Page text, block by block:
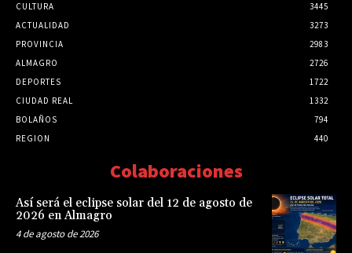
CULTURA
3445
ACTUALIDAD
3273
PROVINCIA
2983
ALMAGRO
2726
DEPORTES
1722
CIUDAD REAL
1332
BOLAÑOS
794
REGION
440
Colaboraciones
Así será el eclipse solar del 12 de agosto de
2026 en Almagro
4 de agosto de 2026